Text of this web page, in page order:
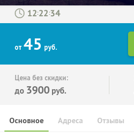
: :
от 45 руб.
Цена без скидки:
до 3900 руб.
Основное Отзывы
Адреса